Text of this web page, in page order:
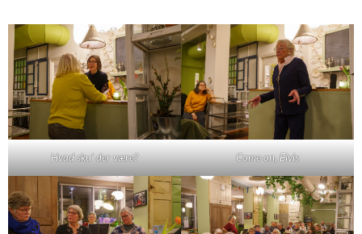
Hvad sku' der være? Come on, Elvis